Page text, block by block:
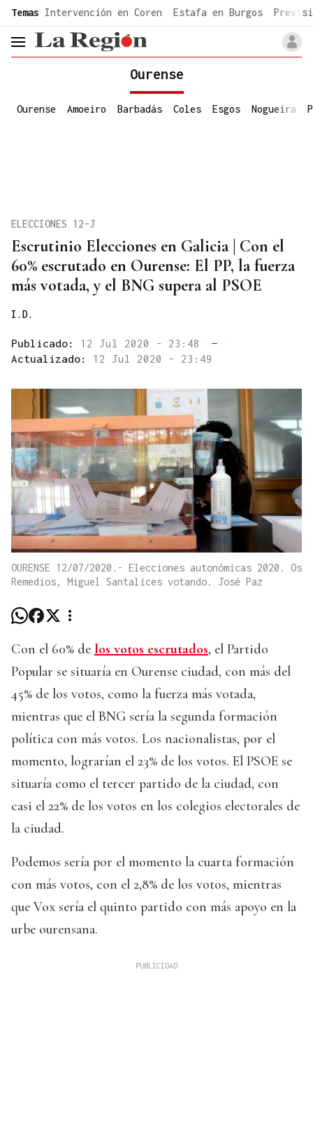
common.go-to-content
Temas Intervención en Coren Estafa en Burgos
header.menu.open
Ourense
Ourense Amoeiro Barbadás Coles Esgos Nogueira
Escrutinio Elecciones en Galicia | Con el
60% escrutado en Ourense: El PP, la fuerza
más votada, y el BNG supera al PSOE
ELECCIONES 12-J
I.D.
Publicado: 12 Jul 2020 - 23:48
—
Actualizado: 12 Jul 2020 - 23:49
OURENSE 12/07/2020.- Elecciones autonómicas 2020. Os
Remedios, Miguel Santalices votando. José Paz
Con el 60% de los votos escrutados, el Partido
Popular se situaría en Ourense ciudad, con más del
45% de los votos, como la fuerza más votada,
mientras que el BNG sería la segunda formación
política con más votos. Los nacionalistas, por el
momento, lograrían el 23% de los votos. El PSOE se
situaría como el tercer partido de la ciudad, con
casi el 22% de los votos en los colegios electorales de
la ciudad.
Podemos sería por el momento la cuarta formación
con más votos, con el 2,8% de los votos, mientras
que Vox sería el quinto partido con más apoyo en la
urbe ourensana.